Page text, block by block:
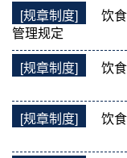
[规章制度]
饮
管理规定
[规章制度] 饮
[规章制度] 饮